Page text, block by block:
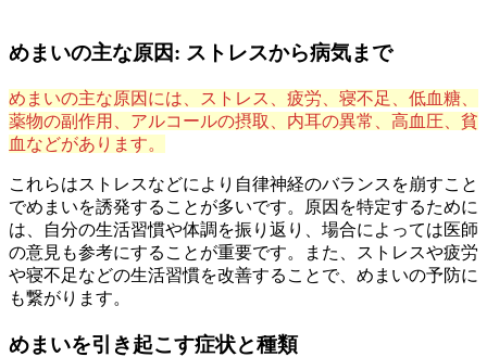
めまいの主な原因: ストレスから病気まで
めまいの主な原因には、ストレス、疲労、寝不足、低血糖、
薬物の副作用、アルコールの摂取、内耳の異常、高血圧、貧
血などがあります。
これらはストレスなどにより自律神経のバランスを崩すこと
でめまいを誘発することが多いです。原因を特定するために
は、自分の生活習慣や体調を振り返り、場合によっては医師
の意見も参考にすることが重要です。また、ストレスや疲労
や寝不足などの生活習慣を改善することで、めまいの予防に
も繋がります。
めまいを引き起こす症状と種類